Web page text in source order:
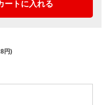
ートに入れる
円)